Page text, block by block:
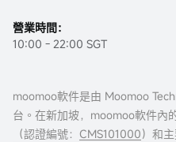
營業時間：
10:00 - 22:00 SGT
moomoo軟件是由 Moomoo
台。在新加坡，moomoo軟件內
（認證編號： CMS101000）和